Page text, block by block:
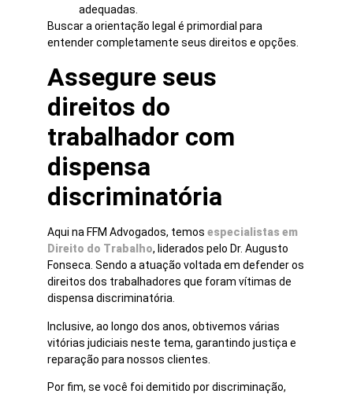
adequadas.
Buscar a orientação legal é primordial para
entender completamente seus direitos e opções.
Assegure seus
direitos do
trabalhador com
dispensa
discriminatória
Aqui na FFM Advogados, temos especialistas em
Direito do Trabalho, liderados pelo Dr. Augusto
Fonseca. Sendo a atuação voltada em defender os
direitos dos trabalhadores que foram vítimas de
dispensa discriminatória.
Inclusive, ao longo dos anos, obtivemos várias
vitórias judiciais neste tema, garantindo justiça e
reparação para nossos clientes.
Por fim, se você foi demitido por discriminação,